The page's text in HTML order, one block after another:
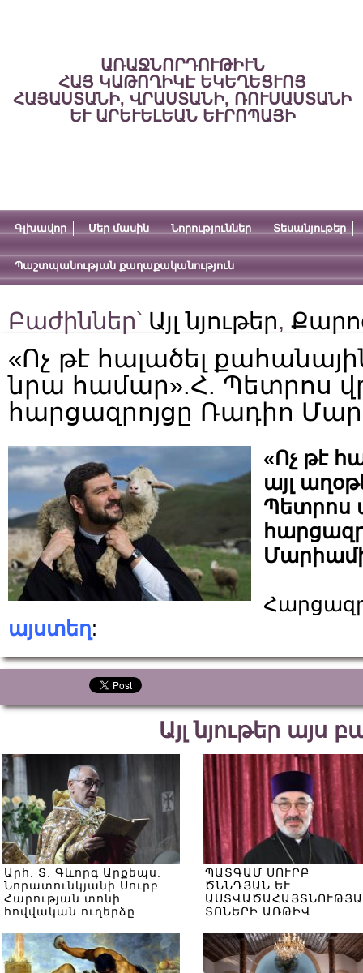
ԱՌԱՋՆՈՐԴՈՒԹԻՒՆ
ՀԱՅ ԿԱԹՈՂԻԿԷ ԵԿԵՂԵՑՒՈՅ
ՀԱՅԱՍՏԱՆԻ, ՎՐԱՍՏԱՆԻ, ՌՈՒՍԱՍՏԱՆԻ
ԵՒ ԱՐԵՒԵԼԵԱՆ ԵՒՐՈՊԱՅԻ
Գլխավոր Մեր մասին Նորություններ Տեսանյութեր
Պաշտպանության քաղաքականություն
Բաժիններ՝ Այլ նյութեր,
«Ոչ թէ հալածել
նրա համար».Հ. Պետրոս
հարցազրոյցը Ռադիո
«Ոչ թէ
այլ
Պետրոս
այստեղ:
Այլ նյութեր այս
Արհ. Տ. Գևորգ Արքեպս.
Նորատունկյանի Սուրբ
Հարության տոնի
հովվական ուղերձը
ՊԱՏԳԱՄ ՍՈՒՐԲ
ԾՆՆԴՅԱՆ ԵՒ
ՏՈՆԵՐԻ ԱՌԹԻՎ